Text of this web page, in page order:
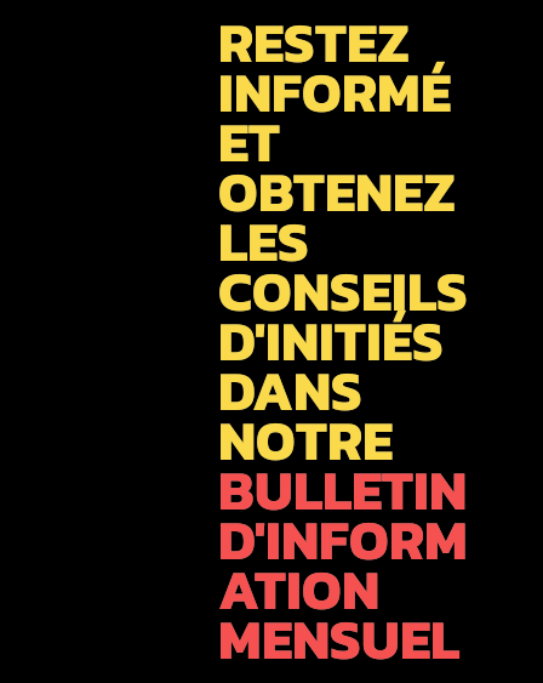
RESTEZ
INFORMÉ
ET
OBTENEZ
LES
CONSEILS
D'INITIÉS
DANS
NOTRE
BULLETIN
D'INFORM
ATION
MENSUEL